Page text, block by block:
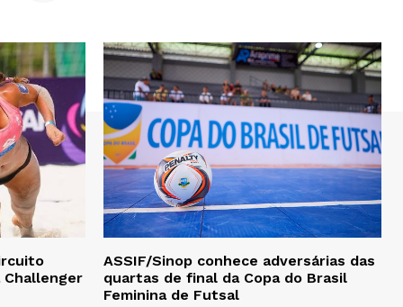
Challenger
ASSIF/Sinop conhece adversárias das
quartas de final da Copa do Brasil
Feminina de Futsal